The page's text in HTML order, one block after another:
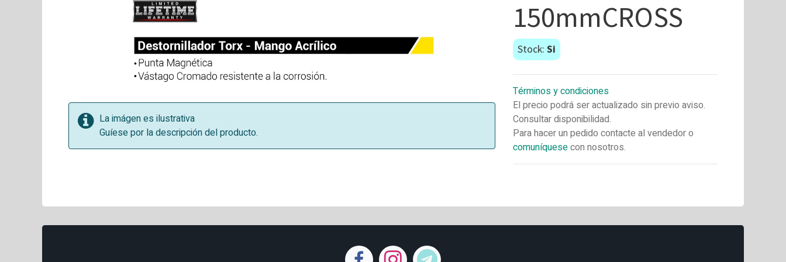
La imágen es ilustrativa
Guíese por la descripción del producto.
150mmCROSS
Stock: Si
Términos y condiciones
El precio podrá ser actualizado sin previo aviso.
Consultar disponibilidad.
Para hacer un pedido contacte al vendedor o
comuníquesecon nosotros.